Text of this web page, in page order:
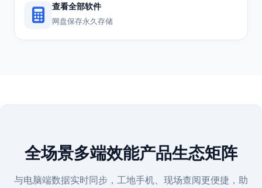
查看全部软件
网盘保存永久存储
全场景多端效能产品生态矩阵
与电脑端数据实时同步，工地手机、现场查阅更便捷，助